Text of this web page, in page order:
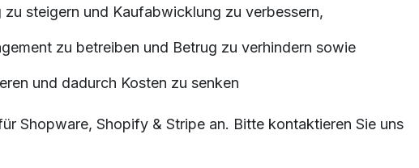
zu steigern und Kaufabwicklung zu verbessern,
zu betreiben und Betrug zu verhindern sowie
und dadurch Kosten zu senken
Shopware, Shopify & Stripe an. Bitte kontaktieren Sie uns